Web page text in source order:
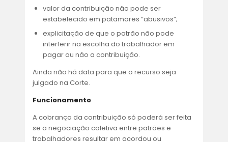
valor da contribuição não pode ser
estabelecido em patamares “abusivos”;
explicitação de que o patrão não pode
interferir na escolha do trabalhador em
pagar ou não a contribuição.
Ainda não há data para que o recurso seja
julgado na Corte.
Funcionamento
A cobrança da contribuição só poderá ser feita
se a negociação coletiva entre patrões e
trabalhadores resultar em acordou ou